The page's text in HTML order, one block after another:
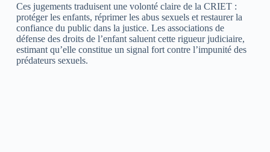
Ces jugements traduisent une volonté claire de la CRIET :
protéger les enfants, réprimer les abus sexuels et restaurer la
confiance du public dans la justice. Les associations de
défense des droits de l’enfant saluent cette rigueur judiciaire,
estimant qu’elle constitue un signal fort contre l’impunité des
prédateurs sexuels.